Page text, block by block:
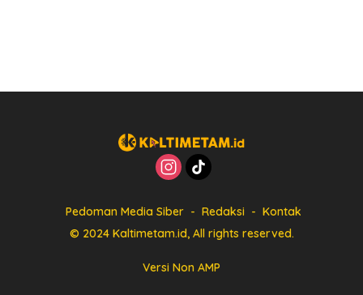
Pedoman Media Siber Redaksi
Kontak
© 2024 Kaltimetam.id, All rights reserved.
Versi Non AMP